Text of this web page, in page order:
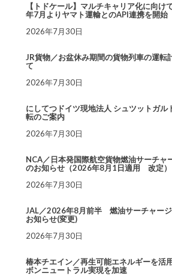
【トドケール】マルチキャリア化に向け
年7月よりヤマト運輸とのAPI連携を開始
2026年7月30日
JR貨物／お盆休み期間の貨物列車の運転
て
2026年7月30日
にしてつドイツ現地法人 シュツットガル
転のご案内
2026年7月30日
NCA／日本発国際航空貨物燃油サーチャ
のお知らせ（2026年8月1日適用 改定）
2026年7月30日
JAL／2026年8月前半 燃油サーチャー
お知らせ(変更)
2026年7月30日
椿本チエイン／再生可能エネルギーを活
ボンニュートラル実現を加速